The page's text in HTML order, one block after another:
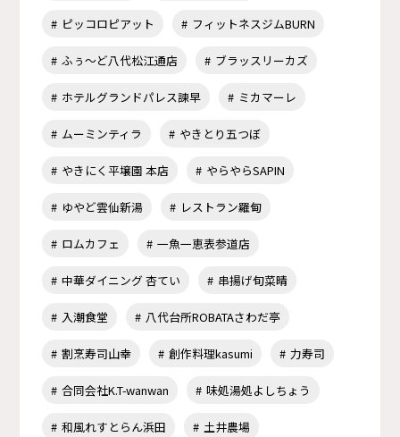
ピッコロピアット フィットネスジムBURN
ふぅ～ど八代松江通店 ブラッスリーカズ
ホテルグランドパレス諫早 ミカマーレ
ムーミンティラ やきとり五つぼ
やきにく平壌園 本店 やらやらSAPIN
ゆやど雲仙新湯 レストラン羅甸
ロムカフェ 一魚一恵表参道店
中華ダイニング 杏てい 串揚げ旬菜晴
入潮食堂 八代台所ROBATAさわだ亭
割烹寿司山幸 創作料理kasumi 力寿司
合同会社K.T-wanwan 味処湯処よしちょう
和風れすとらん浜田 土井農場